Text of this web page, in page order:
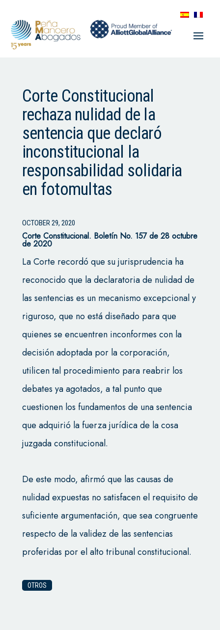
Corte Constitucional
rechaza nulidad de la
sentencia que declaró
inconstitucional la
responsabilidad solidaria
en fotomultas
OCTOBER 29, 2020
Corte Constitucional. Boletín No. 157 de 28 octubre
de 2020
La Corte recordó que su jurisprudencia ha
reconocido que la declaratoria de nulidad de
las sentencias es un mecanismo excepcional y
riguroso, que no está diseñado para que
quienes se encuentren inconformes con la
decisión adoptada por la corporación,
utilicen tal procedimiento para reabrir los
debates ya agotados, a tal punto que
cuestionen los fundamentos de una sentencia
que adquirió la fuerza jurídica de la cosa
juzgada constitucional.
De este modo, afirmó que las causas de
nulidad expuestas no satisfacen el requisito de
suficiente argumentación, que sea congruente
respecto de la validez de las sentencias
proferidas por el alto tribunal constitucional.
OTROS